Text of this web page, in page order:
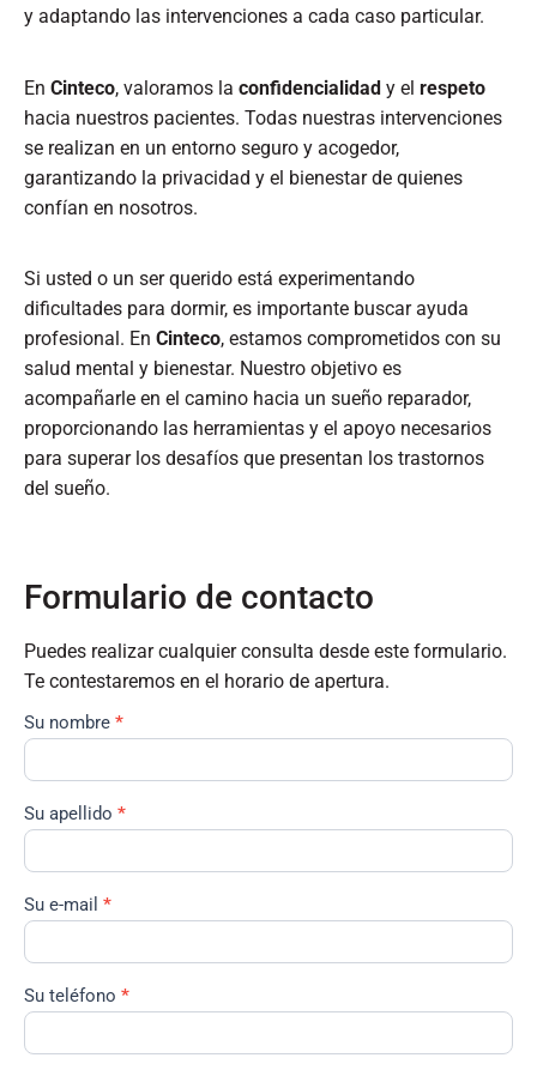
y adaptando las intervenciones a cada caso particular.​
En Cinteco, valoramos la confidencialidad y el respeto
hacia nuestros pacientes. Todas nuestras intervenciones
se realizan en un entorno seguro y acogedor,
garantizando la privacidad y el bienestar de quienes
confían en nosotros.​
Si usted o un ser querido está experimentando
dificultades para dormir, es importante buscar ayuda
profesional. En Cinteco, estamos comprometidos con su
salud mental y bienestar. Nuestro objetivo es
acompañarle en el camino hacia un sueño reparador,
proporcionando las herramientas y el apoyo necesarios
para superar los desafíos que presentan los trastornos
del sueño.
Formulario de contacto
Puedes realizar cualquier consulta desde este formulario.
Te contestaremos en el horario de apertura.
Formulario
contacto
Su nombre *
Su apellido *
Su e-mail *
Su teléfono *